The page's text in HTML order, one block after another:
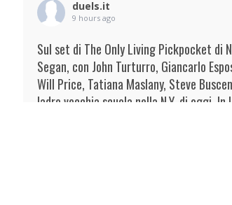
duels.it
9 hours ago
Sul set di The Only Living Pickpocket di
Segan, con John Turturro, Giancarlo
Will Price, Tatiana Maslany, Steve
ladro vecchia scuola nella N.Y. di oggi. In